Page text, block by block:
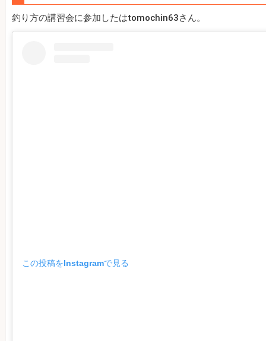
釣り方の講習会に参加したはtomochin63さん。
この投稿をInstagramで見る